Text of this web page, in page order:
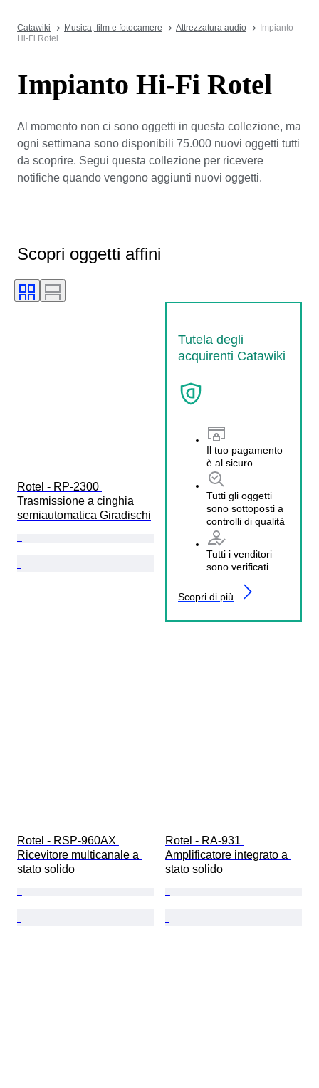
Catawiki Musica, film e fotocamere Attrezzatura audio
Impianto
Hi-Fi Rotel
Impianto Hi-Fi Rotel
Al momento non ci sono oggetti in questa collezione, ma
ogni settimana sono disponibili 75.000 nuovi oggetti tutti
da scoprire. Segui questa collezione per ricevere
notifiche quando vengono aggiunti nuovi oggetti.
Scopri oggetti affini
Tutela degli
acquirenti Catawiki
Il tuo pagamento
è al sicuro
Tutti gli oggetti
sono sottoposti a
controlli di qualità
Tutti i venditori
sono verificati
Scopri di più
Rotel - RP-2300
Trasmissione a cinghia
semiautomatica Giradischi
Rotel - RSP-960AX
Ricevitore multicanale a
stato solido
Rotel - RA-931
Amplificatore integrato a
stato solido